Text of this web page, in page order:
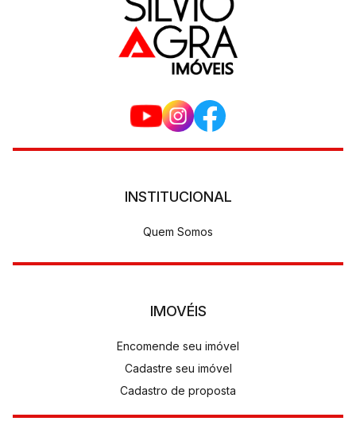
INSTITUCIONAL
Quem Somos
IMOVÉIS
Encomende seu imóvel
Cadastre seu imóvel
Cadastro de proposta